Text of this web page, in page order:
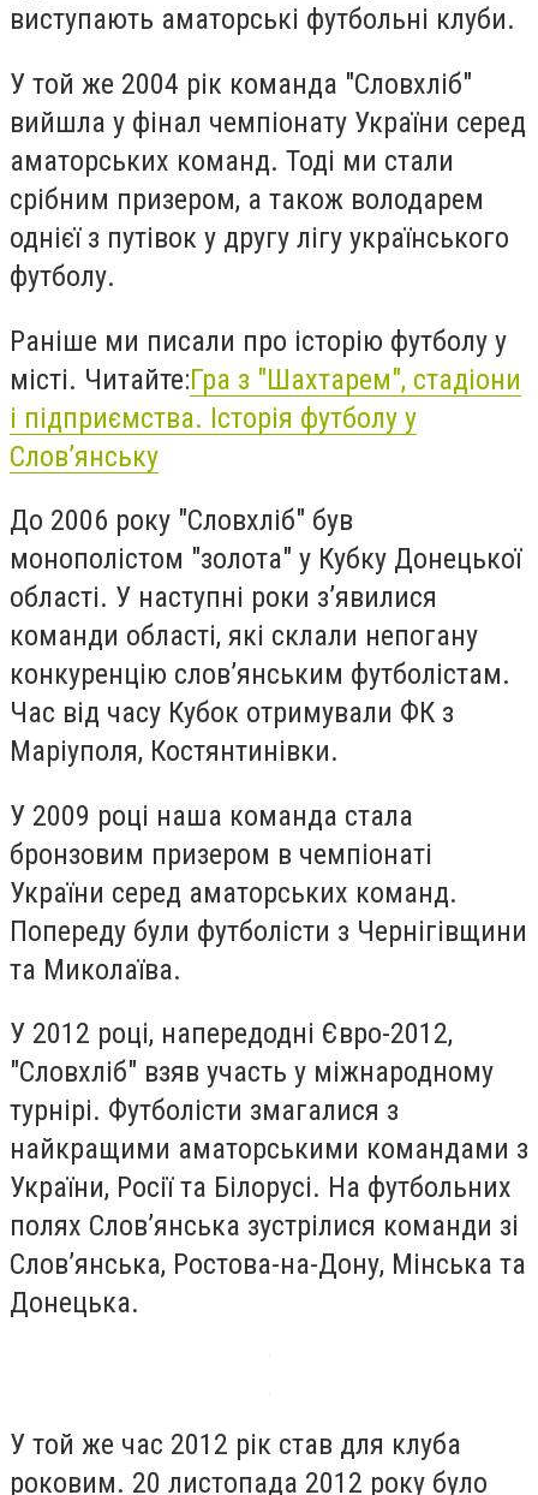
виступають аматорські футбольні клуби.
У той же 2004 рік команда "Словхліб"
вийшла у фінал чемпіонату України серед
аматорських команд. Тоді ми стали
срібним призером, а також володарем
однієї з путівок у другу лігу українського
футболу.
Раніше ми писали про історію футболу у
місті. Читайте:Гра з "Шахтарем", стадіони
і підприємства. Історія футболу у
Слов’янську
До 2006 року "Словхліб" був
монополістом "золота" у Кубку Донецької
області. У наступні роки з’явилися
команди області, які склали непогану
конкуренцію слов’янським футболістам.
Час від часу Кубок отримували ФК з
Маріуполя, Костянтинівки.
У 2009 році наша команда стала
бронзовим призером в чемпіонаті
України серед аматорських команд.
Попереду були футболісти з Чернігівщини
та Миколаїва.
У 2012 році, напередодні Євро-2012,
"Словхліб" взяв участь у міжнародному
турнірі. Футболісти змагалися з
найкращими аматорськими командами з
України, Росії та Білорусі. На футбольних
полях Слов’янська зустрілися команди зі
Слов’янська, Ростова-на-Дону, Мінська та
Донецька.
У той же час 2012 рік став для клуба
роковим. 20 листопада 2012 року було